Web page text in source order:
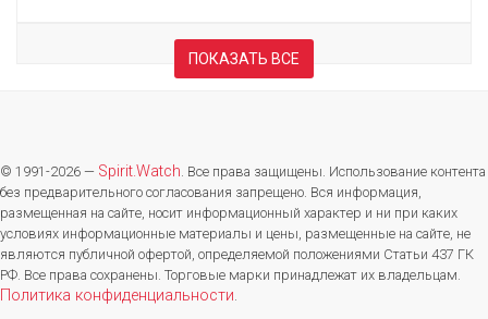
ПОКАЗАТЬ ВСЕ
© 1991-2026 — Spirit.Watch. Все права защищены. Использование контента
без предварительного согласования запрещено. Вся информация,
размещенная на сайте, носит информационный характер и ни при каких
условиях информационные материалы и цены, размещенные на сайте, не
являются публичной офертой, определяемой положениями Статьи 437 ГК
РФ. Все права сохранены. Торговые марки принадлежат их владельцам.
Политика конфиденциальности.